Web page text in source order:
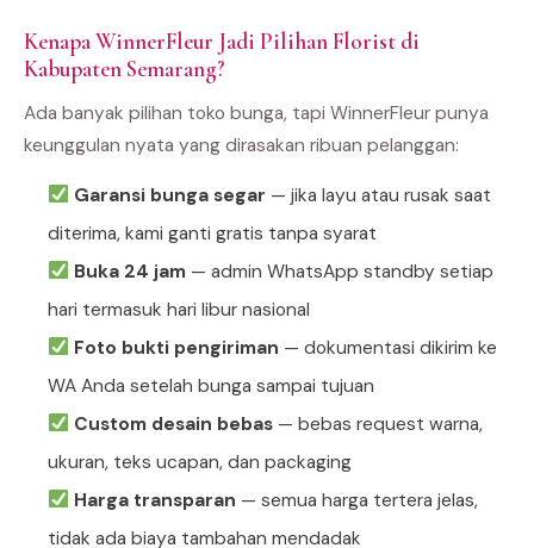
Kenapa WinnerFleur Jadi Pilihan Florist di
Kabupaten Semarang?
Ada banyak pilihan toko bunga, tapi WinnerFleur punya
keunggulan nyata yang dirasakan ribuan pelanggan:
Garansi bunga segar — jika layu atau rusak saat
diterima, kami ganti gratis tanpa syarat
Buka 24 jam— admin WhatsApp standby setiap
hari termasuk hari libur nasional
Foto bukti pengiriman — dokumentasi dikirim ke
WA Anda setelah bunga sampai tujuan
Custom desain bebas— bebas request warna,
ukuran, teks ucapan, dan packaging
Harga transparan — semua harga tertera jelas,
tidak ada biaya tambahan mendadak